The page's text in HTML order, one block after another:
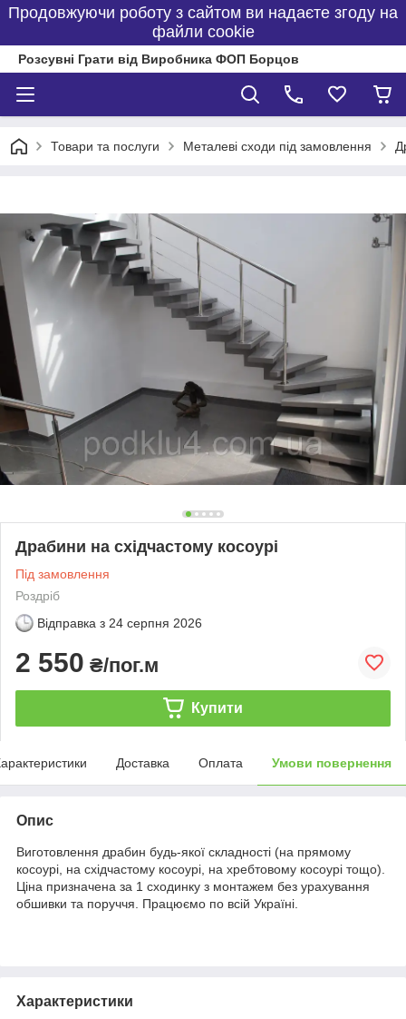
Продовжуючи роботу з сайтом ви надаєте згоду на
файли cookie
Розсувні Грати від Виробника ФОП Борцов
Товари та послуги Металеві сходи під замовлення
Драбини на східчастому косоурі
Під замовлення
Роздріб
Відправка з 24 серпня 2026
2 550 ₴/пог.м
Купити
Доставка Оплата Умови повернення
Опис
Виготовлення драбин будь-якої складності (на прямому
косоурі, на східчастому косоурі, на хребтовому косоурі тощо).
Ціна призначена за 1 сходинку з монтажем без урахування
обшивки та поруччя. Працюємо по всій Україні.
Характеристики